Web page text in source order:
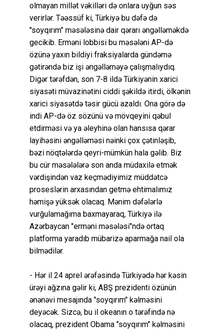
olmayan millət vəkilləri də onlara uyğun səs
verirlər. Təəssüf ki, Türkiyə bu dəfə də
"soyqırım" məsələsinə dair qərarı əngəlləməkdə
gecikib. Erməni lobbisi bu məsələni AP-də
özünə yaxın bildiyi fraksiyalarda gündəmə
gətirəndə biz işi əngəlləməyə çalışmalıydıq.
Digər tərəfdən, son 7-8 ildə Türkiyənin xarici
siyasəti müvazinətini ciddi şəkildə itirdi, ölkənin
xarici siyasətdə təsir gücü azaldı. Ona görə də
indi AP-də öz sözünü və mövqeyini qəbul
etdirməsi və ya əleyhinə olan hansısa qərar
layihəsini əngəlləməsi nəinki çox çətinləşib,
bəzi nöqtələrdə qeyri-mümkün hala gəlib. Biz
bu cür məsələlərə son anda müdaxilə etmək
vərdişindən vaz keçmədiyimiz müddətcə
proseslərin arxasından getmə ehtimalımız
həmişə yüksək olacaq. Mənim dəfələrlə
vurğulamağıma baxmayaraq, Türkiyə ilə
Azərbaycan "erməni məsələsi"ndə ortaq
platforma yaradıb mübarizə aparmağa nail ola
bilmədilər.
- Hər il 24 aprel ərəfəsində Türkiyədə hər kəsin
ürəyi ağzına gəlir ki, ABŞ prezidenti özünün
ənənəvi mesajında "soyqırım" kəlməsini
deyəcək. Sizcə, bu il okeanın o tərəfində nə
olacaq, prezident Obama "soyqırım" kəlməsini